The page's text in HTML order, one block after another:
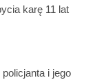
karę 11 lat
i jego